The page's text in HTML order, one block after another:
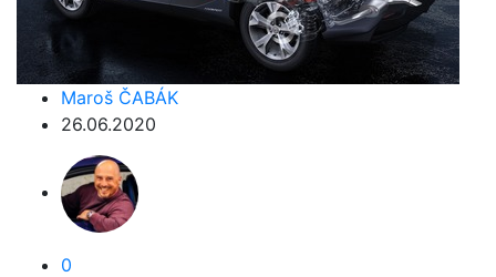
Maroš ČABÁK
26.06.2020
0